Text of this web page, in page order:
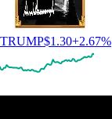
TRUMP$1.30+2.67%